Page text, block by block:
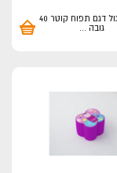
הדום עגול דגם תפוח קוטר 40
גובה